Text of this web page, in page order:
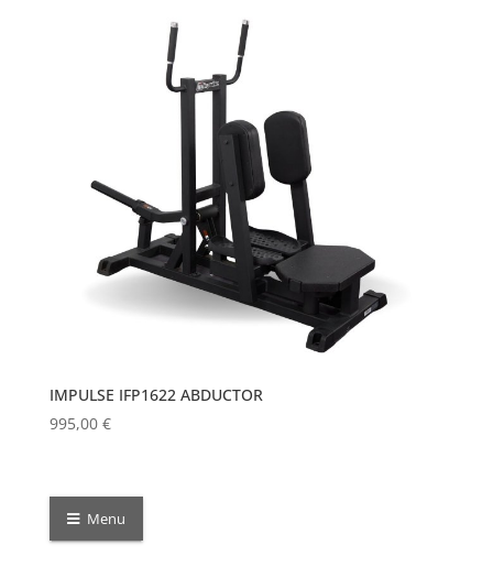
IMPULSE IFP1622 ABDUCTOR
995,00 €
Menu